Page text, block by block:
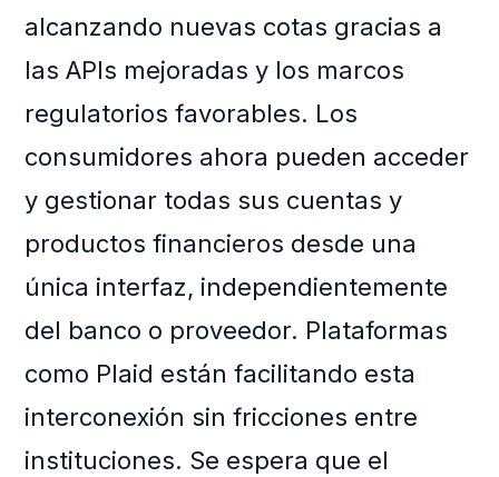
alcanzando nuevas cotas gracias a
las APIs mejoradas y los marcos
regulatorios favorables. Los
consumidores ahora pueden acceder
y gestionar todas sus cuentas y
productos financieros desde una
única interfaz, independientemente
del banco o proveedor. Plataformas
como Plaid están facilitando esta
interconexión sin fricciones entre
instituciones. Se espera que el